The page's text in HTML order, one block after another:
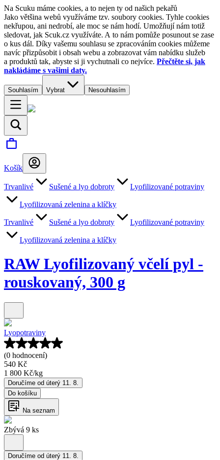
Na Scuku máme cookies, a to nejen ty od našich pekařů
Jako většina webů využíváme tzv. soubory cookies. Tyhle cookies
nekřupou, ani nedrobí, ale moc se nám hodí. Umožňují nám totiž
sledovat, jak Scuk.cz využíváte. A to nám pomůže posunout se zase
o kus dál. Díky vašemu souhlasu se zpracováním cookies můžeme
navíc přizpůsobit i obsah webu a zobrazovat vám nabídku služeb
a produktů tak, abyste si ji vychutnali co nejvíce. Přečtěte si, jak
nakládáme s vašimi daty.
Souhlasím Vybrat Nesouhlasím
Košík
Trvanlivé Sušené a lyo dobroty Lyofilizované potraviny
Lyofilizovaná zelenina a klíčky
Trvanlivé Sušené a lyo dobroty Lyofilizované potraviny
Lyofilizovaná zelenina a klíčky
RAW Lyofilizovaný včelí pyl -
rouskovaný, 300 g
Lyopotraviny
(0 hodnocení)
540 Kč
1 800 Kč/kg
Doručíme od úterý 11. 8.
Do košíku
Na seznam
Zbývá 9 ks
Doručíme od úterý 11. 8.